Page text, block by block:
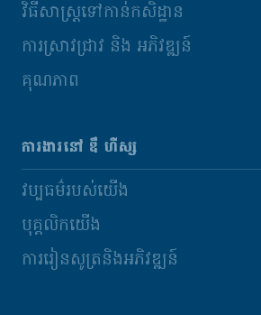
វិធីសាស្រ្តទៅកាន់កសិដ្ឋាន
ការស្រាវជ្រាវ និង​ អភិវឌ្ឍន៍
គុណភាព
ការងារនៅ ឌឹ ហឺស្ស
វប្បធម៌របស់យើង
បុគ្គលិកយើង
ការរៀនសូត្រនិងអភិវឌ្ឍន៍